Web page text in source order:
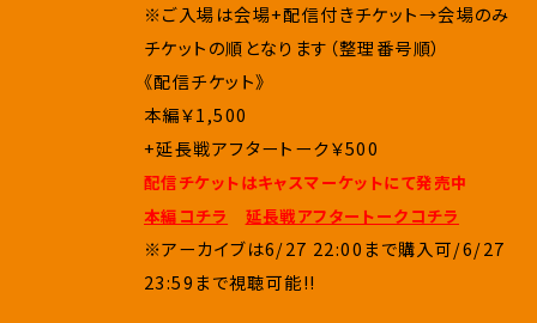
※ご入場は会場+配信付きチケット→会場のみ
チケットの順となります（整理番号順）
《配信チケット》
本編￥1,500
+延長戦アフタートーク￥500
配信チケットはキャスマーケットにて発売中
本編コチラ
延長戦アフタートークコチラ
※アーカイブは6/27 22:00まで購入可/6/27
23:59まで視聴可能!!